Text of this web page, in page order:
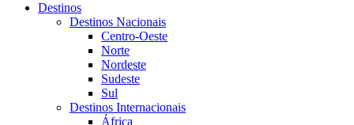
Destinos
Destinos Nacionais
Centro-Oeste
Norte
Nordeste
Sudeste
Sul
Destinos Internacionais
África